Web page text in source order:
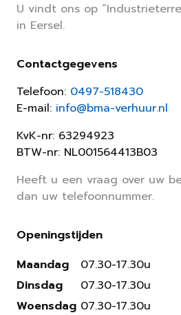
U vindt ons op
in Eersel.
Contactgegevens
Telefoon: 0497-518430
E-mail: info@bma-verhuur.nl
KvK-nr: 63294923
BTW-nr: NL001564413B03
Heeft u een vraag over uw
dan uw telefoonnummer.
Openingstijden
Maandag
Dinsdag
Woensdag
07.30-17.30u
07.30-17.30u
07.30-17.30u